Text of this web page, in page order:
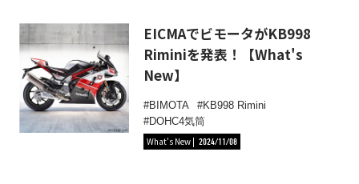
EICMAでビモータがKB998
Riminiを発表！【What's
New】
BIMOTA
KB998 Rimini
DOHC4気筒
What's New
2024/11/08